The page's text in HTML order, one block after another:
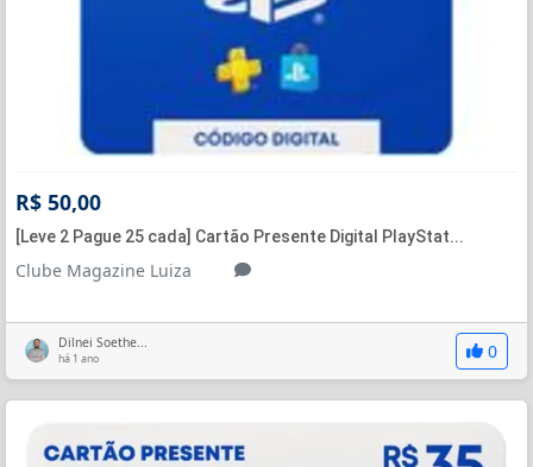
R$ 50,00
[Leve 2 Pague 25 cada] Cartão Presente Digital PlayStat...
Clube Magazine Luiza
Dilnei Soethe...
há 1 ano 0